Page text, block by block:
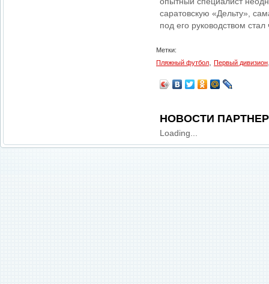
саратовскую «Дельту»,
под его руководством
Метки:
Пляжный футбол, Первый дивизион
НОВОСТИ
Loading...